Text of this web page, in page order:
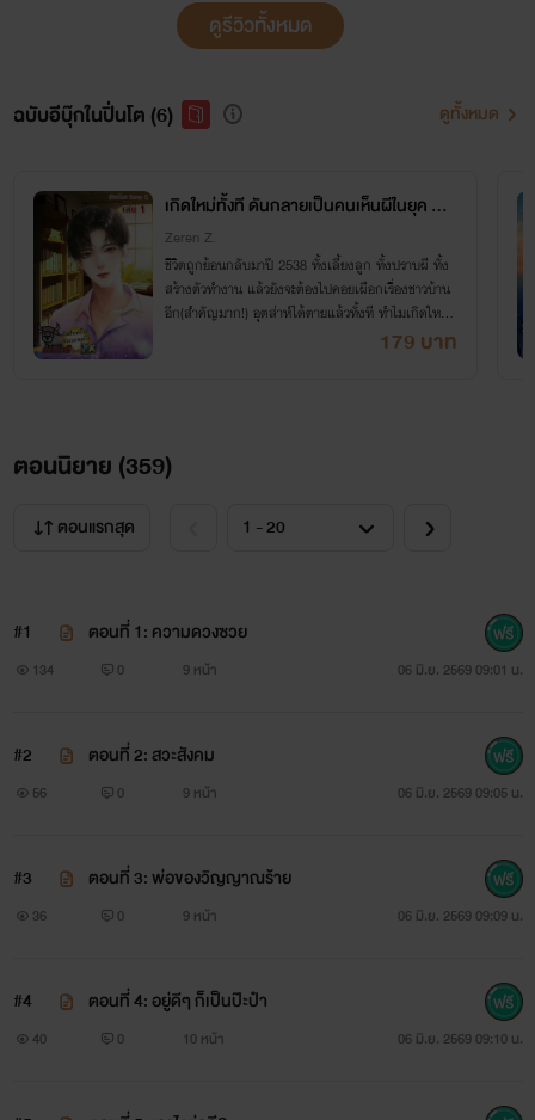
ดูรีวิวทั้งหมด
ฉบับอีบุ๊กในปิ่นโต (6) ดูทั้งหมด
เกิดใหม่ทั้งที ดันกลายเป็นคนเห็นผีในยุค Y2
K! เล่ม 1
Zeren Z.
ชีวิตถูกย้อนกลับมาปี 2538 ทั้งเลี้ยงลูก ทั้งปราบผี ทั้ง
สร้างตัวทำงาน แล้วยังจะต้องไปคอยเผือกเรื่องชาวบ้าน
อีก(สำคัญมาก!) อุตส่าห์ได้ตายแล้วทั้งที ทำไมเกิดใหม่อี
179 บาท
ตอนนิยาย (359)
ตอนแรกสุด
#1 ตอนที่ 1: ความดวงซวย
134 0 9 หน้า 06 มิ.ย. 2569 09:01 น.
#2 ตอนที่ 2: สวะสังคม
56 0 9 หน้า 06 มิ.ย. 2569 09:05 น.
#3 ตอนที่ 3: พ่อของวิญญาณร้าย
36 0 9 หน้า 06 มิ.ย. 2569 09:09 น.
#4 ตอนที่ 4: อยู่ดีๆ ก็เป็นป๊ะป๋า
40 0 10 หน้า 06 มิ.ย. 2569 09:10 น.